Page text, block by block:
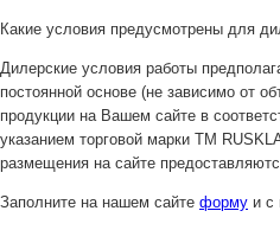
Какие условия предусмотрены для
Дилерские условия работы
постоянной основе (не зависимо от
продукции на Вашем сайте в
указанием торговой марки ТМ
размещения на сайте
Заполните на нашем сайте форму и с